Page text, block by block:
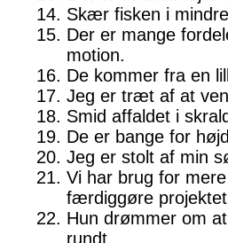
Skær fisken i
Der er mange
motion.
De kommer fra en
Jeg er træt af at
Smid affaldet i
De er bange for
Jeg er stolt af min
Vi har brug for
færdiggøre
Hun drømmer om
rundt.